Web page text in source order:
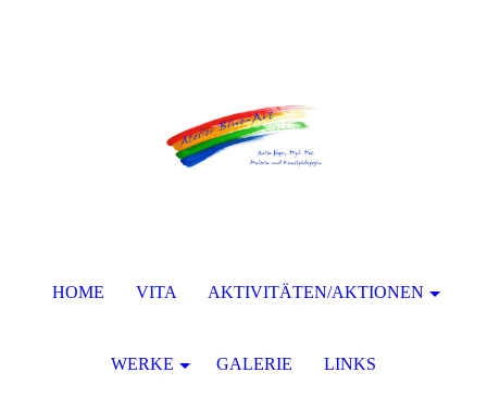
HOME VITA AKTIVITÄTEN/AKTIONEN
WERKE GALERIE LINKS